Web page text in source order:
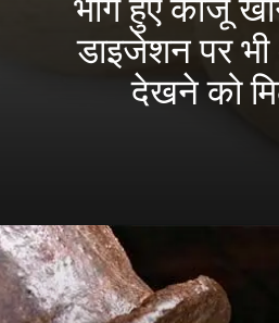
भीगे हुए काजू
डाइजेशन पर
देखने को